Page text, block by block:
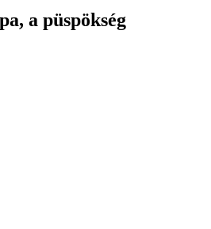
a püspökség